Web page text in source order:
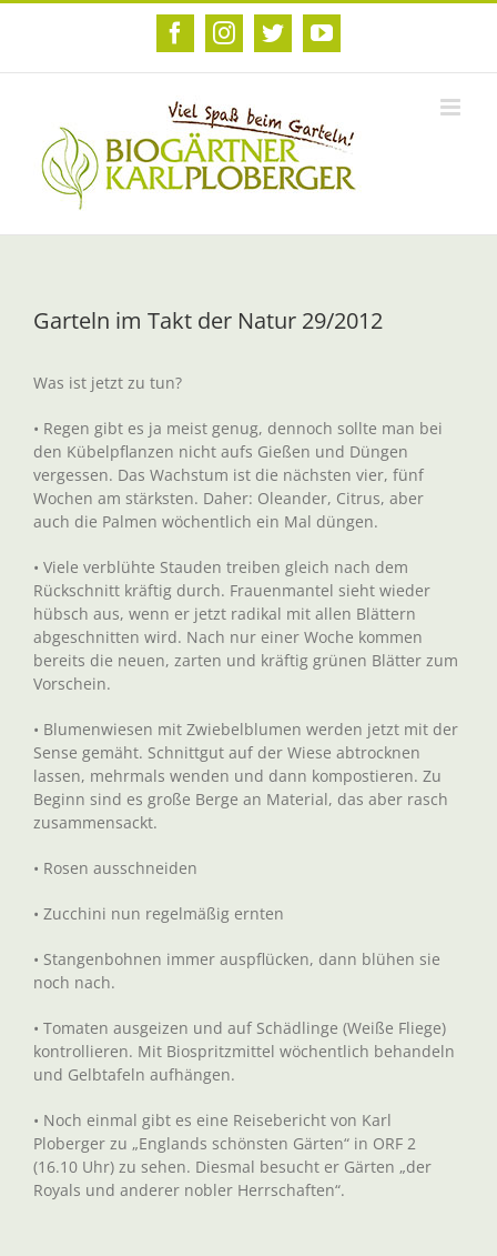
Zum
FacebookInstagram
TwitterYouTube
Garteln im Takt der Natur 29/2012
Was ist jetzt zu tun?
• Regen gibt es ja meist genug, dennoch sollte man bei
den Kübelpflanzen nicht aufs Gießen und Düngen
vergessen. Das Wachstum ist die nächsten vier, fünf
Wochen am stärksten. Daher: Oleander, Citrus, aber
auch die Palmen wöchentlich ein Mal düngen.
• Viele verblühte Stauden treiben gleich nach dem
Rückschnitt kräftig durch. Frauenmantel sieht wieder
hübsch aus, wenn er jetzt radikal mit allen Blättern
abgeschnitten wird. Nach nur einer Woche kommen
bereits die neuen, zarten und kräftig grünen Blätter zum
Vorschein.
• Blumenwiesen mit Zwiebelblumen werden jetzt mit der
Sense gemäht. Schnittgut auf der Wiese abtrocknen
lassen, mehrmals wenden und dann kompostieren. Zu
Beginn sind es große Berge an Material, das aber rasch
zusammensackt.
• Rosen ausschneiden
• Zucchini nun regelmäßig ernten
• Stangenbohnen immer auspflücken, dann blühen sie
noch nach.
• Tomaten ausgeizen und auf Schädlinge (Weiße Fliege)
kontrollieren. Mit Biospritzmittel wöchentlich behandeln
und Gelbtafeln aufhängen.
• Noch einmal gibt es eine Reisebericht von Karl
Ploberger zu „Englands schönsten Gärten“ in ORF 2
(16.10 Uhr) zu sehen. Diesmal besucht er Gärten „der
Royals und anderer nobler Herrschaften“.